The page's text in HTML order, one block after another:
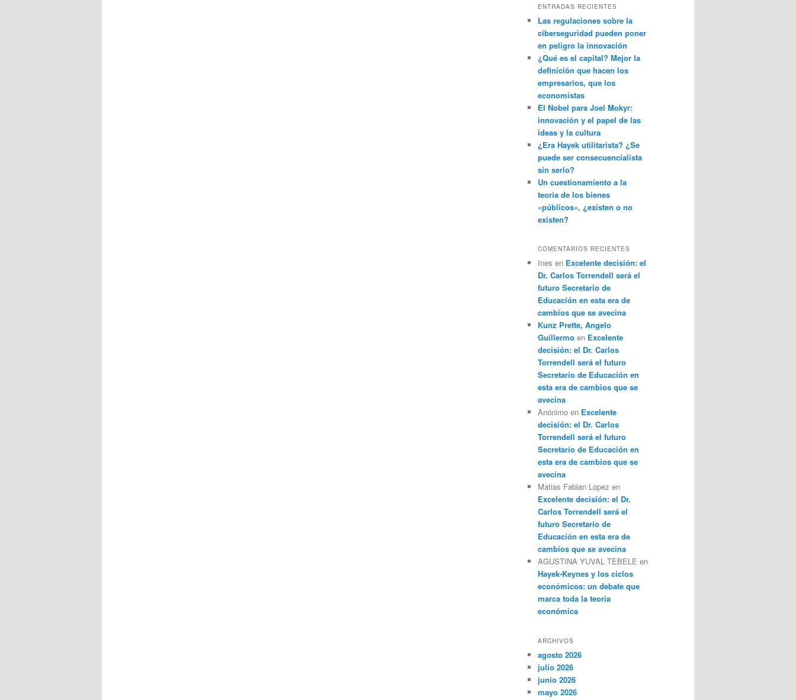
ENTRADAS RECIENTES
Las regulaciones sobre la
ciberseguridad pueden poner
en peligro la innovación
¿Qué es el capital? Mejor la
definición que hacen los
empresarios, que los
economistas
El Nobel para Joel Mokyr:
innovación y el papel de las
ideas y la cultura
¿Era Hayek utilitarista? ¿Se
puede ser consecuencialista
sin serlo?
Un cuestionamiento a la
teoría de los bienes
«públicos», ¿existen o no
existen?
COMENTARIOS RECIENTES
Ines en Excelente decisión: el
Dr. Carlos Torrendell será el
futuro Secretario de
Educación en esta era de
cambios que se avecina
Kunz Prette, Angelo
Guillermo en Excelente
decisión: el Dr. Carlos
Torrendell será el futuro
Secretario de Educación en
esta era de cambios que se
avecina
Anónimo en Excelente
decisión: el Dr. Carlos
Torrendell será el futuro
Secretario de Educación en
esta era de cambios que se
avecina
Matias Fabian Lopez en
Excelente decisión: el Dr.
Carlos Torrendell será el
futuro Secretario de
Educación en esta era de
cambios que se avecina
AGUSTINA YUVAL TEBELE en
Hayek-Keynes y los ciclos
económicos: un debate que
marca toda la teoría
económica
ARCHIVOS
agosto 2026
julio 2026
junio 2026
mayo 2026